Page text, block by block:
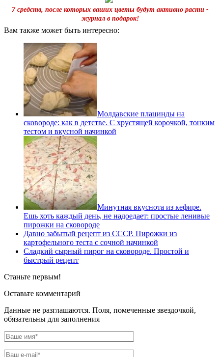
7 средств, после которых ваших цветы будут активно расти -
журнал в подарок!
Вам также может быть интересно:
Молдавские плацинды на
сковороде: как в детстве. С хрустящей корочкой, тонким
тестом и вкусной начинкой
Минутная вкуснота из кефире.
Ешь хоть каждый день, не надоедает: простые ленивые
пирожки на сковороде
Давно забытый рецепт из СССР. Пирожки из
картофельного теста с сочной начинкой
Сладкий сырный пирог на сковороде. Простой и
быстрый рецепт
Станьте первым!
Оставьте комментарий
Данные не разглашаются. Поля, помеченные звездочкой,
обязательны для заполнения